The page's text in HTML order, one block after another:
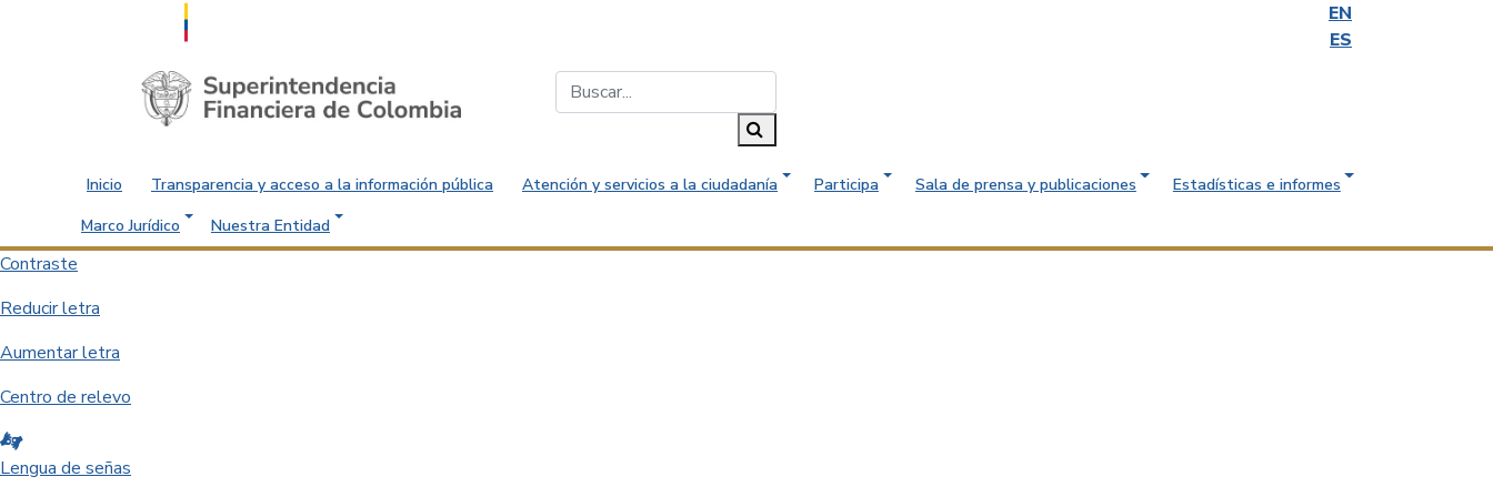
EN
ES
Saltar al contenido principal
Inicio Transparencia y acceso a la información pública Atención y servicios a la ciudadanía Participa Sala de prensa y publicaciones
Estadísticas e informes
Marco Jurídico
Nuestra Entidad
Contraste
Reducir letra
Aumentar letra
Centro de relevo
Lengua de señas